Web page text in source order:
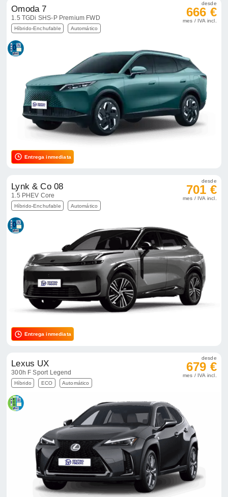
Omoda 7
1.5 TGDi SHS-P Premium FWD
Híbrido-Enchufable Automático
desde
666 €
mes / IVA incl.
Entrega inmediata
Lynk & Co 08
1.5 PHEV Core
Híbrido-Enchufable Automático
desde
701 €
mes / IVA incl.
Entrega inmediata
Lexus UX
300h F Sport Legend
Híbrido ECO Automático
desde
679 €
mes / IVA incl.